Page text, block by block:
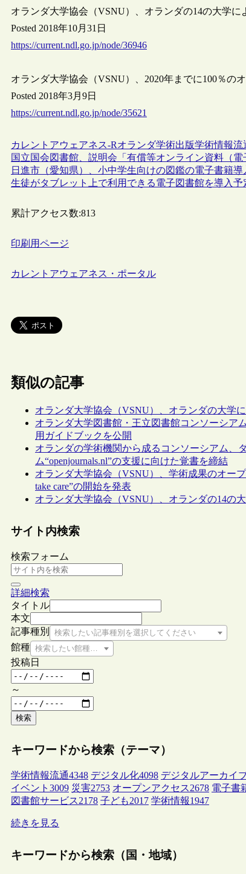
オランダ大学協会（VSNU）、オランダの14の大学
Posted 2018年10月31日
https://current.ndl.go.jp/node/36946
オランダ大学協会（VSNU）、2020年までに100％の
Posted 2018年3月9日
https://current.ndl.go.jp/node/35621
カレントアウェアネス-Rオランダ学術出版学術情報流
国立国会図書館、説明会「有償等オンライン資料（
日進市（愛知県）、小中学生向けの図鑑の電子書籍
生徒がタブレット上で利用できる電子図書館を導入予
累計アクセス数:813
印刷用ページ
カレントアウェアネス・ポータル
類似の記事
オランダ大学協会（VSNU）、オランダの大学
オランダ大学図書館・王立図書館コンソーシア
用ガイドブックを公開
オランダの学術機関から成るコンソーシアム、
ム“openjournals.nl”の支援に向けた覚書を締結
オランダ大学協会（VSNU）、学術成果のオー
take care”の開始を発表
オランダ大学協会（VSNU）、オランダの14の
サイト内検索
検索フォーム
詳細検索
タイトル
本文
記事種別
検索したい記事種別を選択してください
館種 検索したい館種を選択してください
投稿日
～
検索
キーワードから検索（テーマ）
学術情報流通4348 デジタル化4098 デジタルアーカイ
イベント 3009 災害2753 オープンアクセス2678 電子書
図書館サービス2178 子ども2017 学術情報1947
続きを見る
キーワードから検索（国・地域）